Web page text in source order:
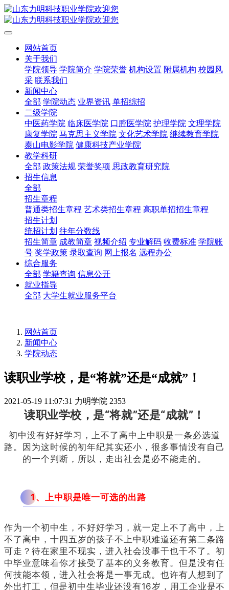
网站首页
关于我们
学院领导 学院简介 学院荣誉 机构设置 附属机构 校园风
采 联系我们
新闻中心
全部 学院动态 业界资讯 单招综招
二级学院
中医药学院 临床医学院 口腔医学院 护理学院 文理学院
康复学院 马克思主义学院 文化艺术学院 继续教育学院
泰山电影学院 健康科技产业学院
教学科研
全部 政策法规 荣誉奖项 思政教育研究院
招生信息
全部
招生章程
普通类招生章程 艺术类招生章程 高职单招招生章程
招生计划
统招计划 往年分数线
招生简章 成教简章 视频介绍 专业解码 收费标准 学院账
号 奖学政策 录取查询 网上报名 远程办公
综合服务
全部 学籍查询 信息公开
就业指导
全部 大学生就业服务平台
网站首页
新闻中心
学院动态
读职业学校，是“将就”还是“成就”！
2021-05-19 11:07:31 力明学院 2353
读职业学校，是“将就”还是“成就”！
初中没有好好学习，上不了高中上中职是一条必选道
路。 因为这时候的初年纪其实还小，很多事情没有自己
的一个判断，所以，走出社会是必不能走的。
1、 上中职是唯一可选的出路
作为一个初中生，不好好学习，就一定上不了高中，上
不了高中，十四五岁的孩子不上中职难道还有第二条路
可走？待在家里不现实，进入社会没事干也干不了。初
中毕业意味着你才接受了基本的义务教育。但是没有任
何技能本领，进入社会将是一事无成。也许有人想到了
外出打工，但是初中生毕业还没有16岁，用工企业是不